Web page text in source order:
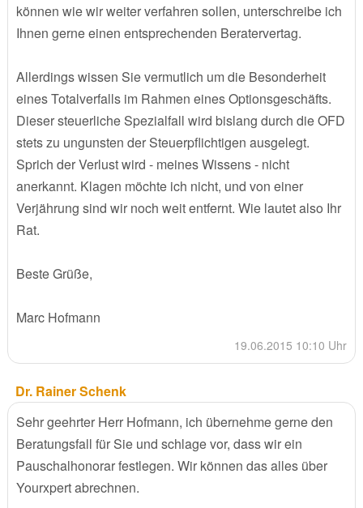
können wie wir weiter verfahren sollen, unterschreibe ich
Ihnen gerne einen entsprechenden Beratervertag.
Allerdings wissen Sie vermutlich um die Besonderheit
eines Totalverfalls im Rahmen eines Optionsgeschäfts.
Dieser steuerliche Spezialfall wird bislang durch die OFD
stets zu ungunsten der Steuerpflichtigen ausgelegt.
Sprich der Verlust wird - meines Wissens - nicht
anerkannt. Klagen möchte ich nicht, und von einer
Verjährung sind wir noch weit entfernt. Wie lautet also Ihr
Rat.
Beste Grüße,
Marc Hofmann
19.06.2015 10:10 Uhr
Dr. Rainer Schenk
Sehr geehrter Herr Hofmann, ich übernehme gerne den
Beratungsfall für Sie und schlage vor, dass wir ein
Pauschalhonorar festlegen. Wir können das alles über
Yourxpert abrechnen.